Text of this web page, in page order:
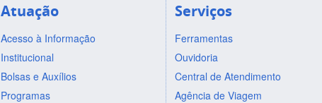
Atuação
Acesso à Informação
Institucional
Bolsas e Auxílios
Programas
Serviços
Ferramentas
Ouvidoria
Central de Atendimento
Agência de Viagem